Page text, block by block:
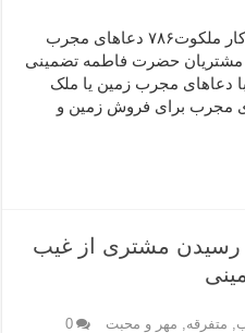
در این مطلب از سایت ادعیه و اذکار ملکوت۷۸۶ دعاهای مجرب
حضرت فاطمه تضمینی
با دعاهای مجرب زمین یا ملک
مجرب برای فروش زمین و
رسیدن مشتری از غیب
متفرقه مهر و محبت 0